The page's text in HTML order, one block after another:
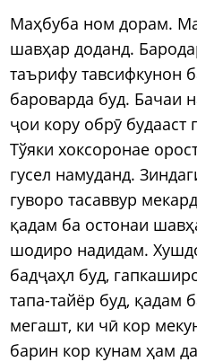
Маҳбуба ном дорам.
шавҳар доданд.
таърифу тавсифкунон
бароварда буд. Бачаи
ҷои кору обрӯ будааст
Тўяки хоксоронае
гусел намуданд.
гуворо тасаввур
қадам ба остонаи
шодиро надидам.
бадҷаҳл буд,
тапа-тайёр буд, қадам
мегашт, ки чӣ кор
барин кор кунам ҳам